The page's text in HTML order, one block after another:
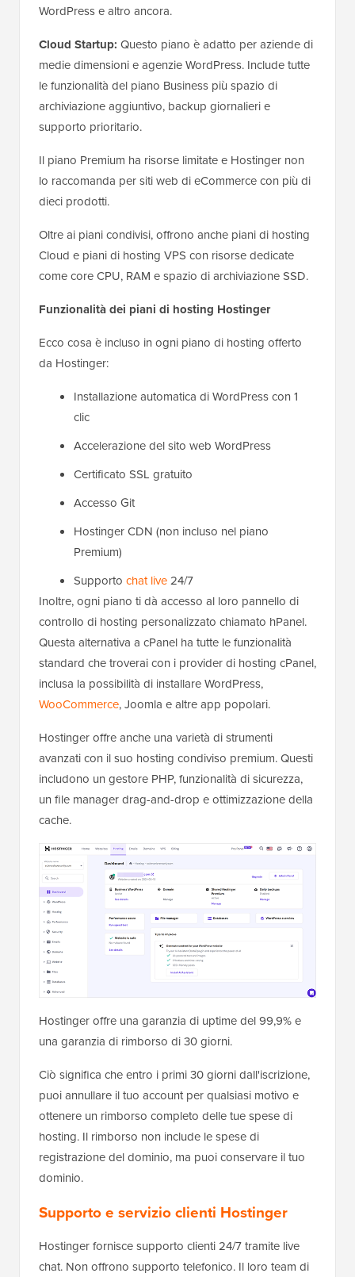
WordPress e altro ancora.
Cloud Startup: Questo piano è adatto per aziende di
medie dimensioni e agenzie WordPress. Include tutte
le funzionalità del piano Business più spazio di
archiviazione aggiuntivo, backup giornalieri e
supporto prioritario.
Il piano Premium ha risorse limitate e Hostinger non
lo raccomanda per siti web di eCommerce con più di
dieci prodotti.
Oltre ai piani condivisi, offrono anche piani di hosting
Cloud e piani di hosting VPS con risorse dedicate
come core CPU, RAM e spazio di archiviazione SSD.
Funzionalità dei piani di hosting Hostinger
Ecco cosa è incluso in ogni piano di hosting offerto
da Hostinger:
Installazione automatica di WordPress con 1
clic
Accelerazione del sito web WordPress
Certificato SSL gratuito
Accesso Git
Hostinger CDN (non incluso nel piano
Premium)
Supporto chat live24/7
Inoltre, ogni piano ti dà accesso al loro pannello di
controllo di hosting personalizzato chiamato hPanel.
Questa alternativa a cPanel ha tutte le funzionalità
standard che troverai con i provider di hosting cPanel,
inclusa la possibilità di installare WordPress,
WooCommerce, Joomla e altre app popolari.
Hostinger offre anche una varietà di strumenti
avanzati con il suo hosting condiviso premium. Questi
includono un gestore PHP, funzionalità di sicurezza,
un file manager drag-and-drop e ottimizzazione della
cache.
Hostinger offre una garanzia di uptime del 99,9% e
una garanzia di rimborso di 30 giorni.
Ciò significa che entro i primi 30 giorni dall'iscrizione,
puoi annullare il tuo account per qualsiasi motivo e
ottenere un rimborso completo delle tue spese di
hosting. Il rimborso non include le spese di
registrazione del dominio, ma puoi conservare il tuo
dominio.
Supporto e servizio clienti Hostinger
Hostinger fornisce supporto clienti 24/7 tramite live
chat. Non offrono supporto telefonico. Il loro team di